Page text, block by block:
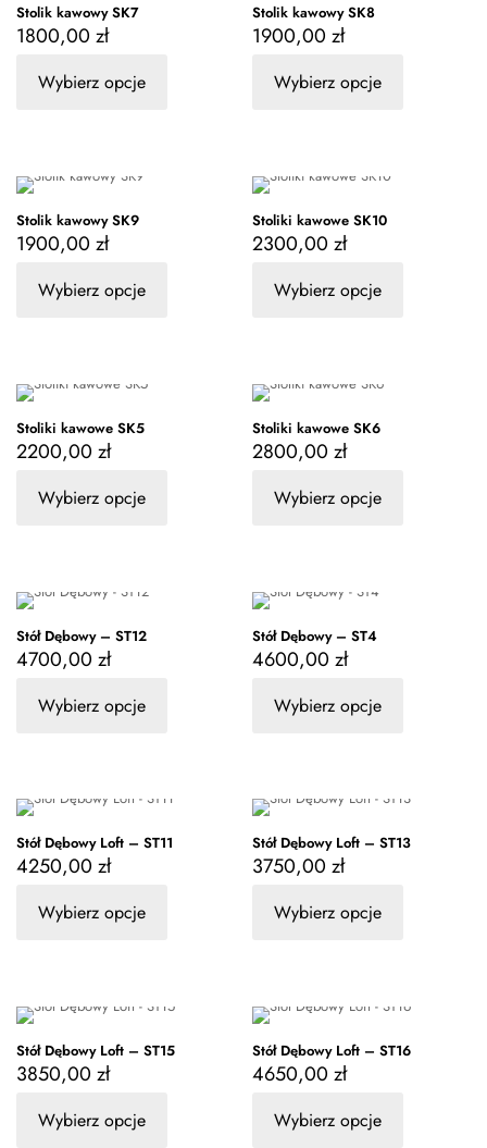
Stolik kawowy SK7
1800,00 zł
Wybierz opcje
Stolik kawowy SK8
1900,00zł
Wybierz opcje
Stolik kawowy SK9
1900,00 zł
Wybierz opcje
Stoliki kawowe SK10
2300,00zł
Wybierz opcje
Stoliki kawowe SK5
2200,00 zł
Wybierz opcje
Stoliki kawowe SK6
2800,00zł
Wybierz opcje
Stół Dębowy – ST12
4700,00 zł
Wybierz opcje
Stół Dębowy – ST4
4600,00zł
Wybierz opcje
Stół Dębowy Loft – ST11
4250,00 zł
Wybierz opcje
Stół Dębowy Loft – ST13
3750,00zł
Wybierz opcje
Stół Dębowy Loft – ST15
3850,00 zł
Wybierz opcje
Stół Dębowy Loft – ST16
4650,00zł
Wybierz opcje